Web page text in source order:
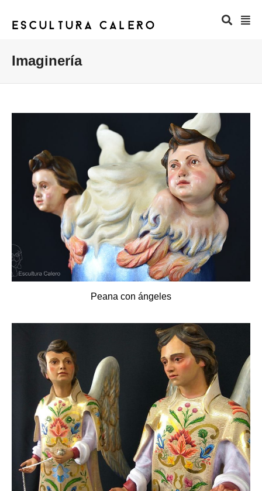
Imaginería
Peana con ángeles